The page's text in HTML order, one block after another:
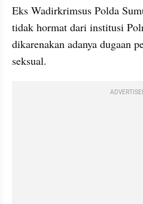
Eks Wadirkrimsus Polda
tidak hormat dari institusi
dikarenakan adanya dugaan
seksual.